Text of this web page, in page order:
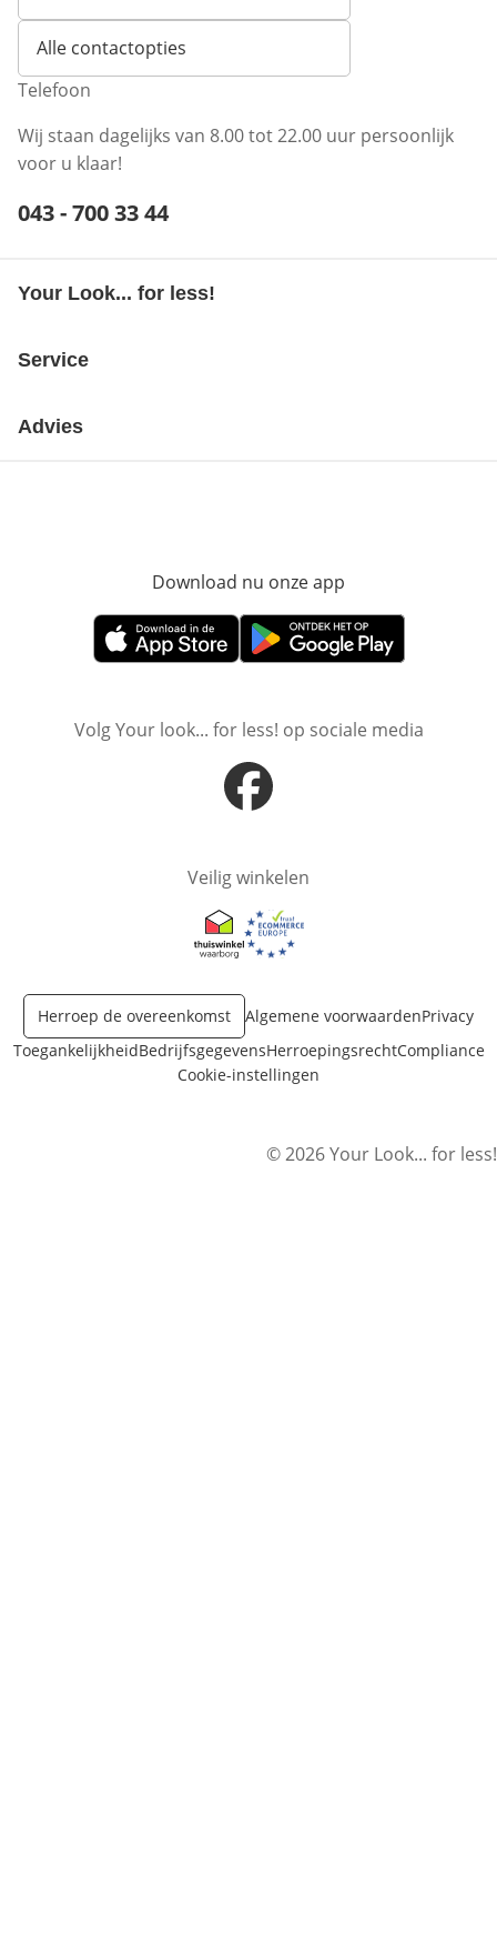
Alle contactopties
Telefoon
Wij staan dagelijks van 8.00 tot 22.00 uur persoonlijk
voor u klaar!
Telefoonnummer:
043 - 700 33 44
Your Look... for less!
Service
Advies
Download nu onze app
Opent in nieuw vensterOpent in nieuw venster
Volg Your look... for less! op sociale media
Opent in nieuw venster
Veilig winkelen
Opent in nieuw venster
Opent in nieuw venster
Herroep de overeenkomst Algemene voorwaardenPrivacy
ToegankelijkheidBedrijfsgegevensHerroepingsrechtCompliance
Cookie-instellingen
© 2026 Your Look... for less!